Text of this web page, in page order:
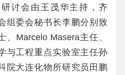
讨会由王茂华主持，齐
组委会秘书长李鹏分别致
、 Marcelo Masera主任、
与工程重点实验室主任孙
院大连化物所研究员田鹏